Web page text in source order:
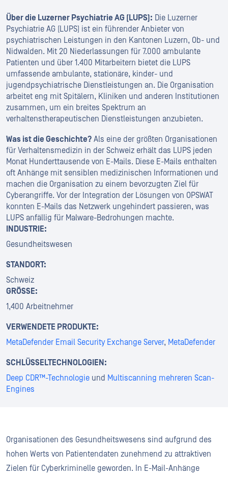
Über die Luzerner Psychiatrie AG (LUPS): Die Luzerner
Psychiatrie AG (LUPS) ist ein führender Anbieter von
psychiatrischen Leistungen in den Kantonen Luzern, Ob- und
Nidwalden. Mit 20 Niederlassungen für 7.000 ambulante
Patienten und über 1.400 Mitarbeitern bietet die LUPS
umfassende ambulante, stationäre, kinder- und
jugendpsychiatrische Dienstleistungen an. Die Organisation
arbeitet eng mit Spitälern, Kliniken und anderen Institutionen
zusammen, um ein breites Spektrum an
verhaltenstherapeutischen Dienstleistungen anzubieten.
Was ist die Geschichte? Als eine der größten Organisationen
für Verhaltensmedizin in der Schweiz erhält das LUPS jeden
Monat Hunderttausende von E-Mails. Diese E-Mails enthalten
oft Anhänge mit sensiblen medizinischen Informationen und
machen die Organisation zu einem bevorzugten Ziel für
Cyberangriffe. Vor der Integration der Lösungen von OPSWAT
konnten E-Mails das Netzwerk ungehindert passieren, was
LUPS anfällig für Malware-Bedrohungen machte.
INDUSTRIE:
Gesundheitswesen
STANDORT:
Schweiz
GRÖSSE:
1,400 Arbeitnehmer
VERWENDETE PRODUKTE:
MetaDefender Email Security Exchange Server, MetaDefender
SCHLÜSSELTECHNOLOGIEN:
Deep CDR™-Technologie und Multiscanning mehreren Scan-
Engines
Organisationen des Gesundheitswesens sind aufgrund des
hohen Werts von Patientendaten zunehmend zu attraktiven
Zielen für Cyberkriminelle geworden. In E-Mail-Anhänge